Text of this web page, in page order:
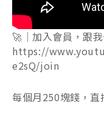
🚀｜加入會員，跟
https://
e2sQ/join
每個月250塊錢，